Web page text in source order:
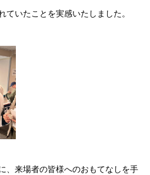
ていたことを実感いたしました。
、来場者の皆様へのおもてなしを手